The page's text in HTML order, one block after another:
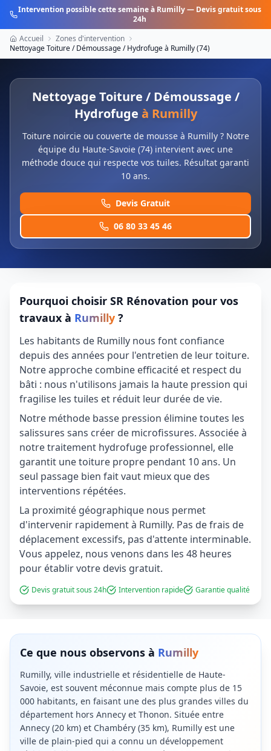
Intervention possible cette semaine à Rumilly— Devis gratuit sous
24h
Accueil
Zones d'intervention
Nettoyage Toiture / Démoussage / Hydrofugeà Rumilly(74)
Nettoyage Toiture / Démoussage /
Hydrofuge à Rumilly
Toiture noircie ou couverte de mousse à Rumilly ? Notre
équipe du Haute-Savoie (74) intervient avec une
méthode douce qui respecte vos tuiles. Résultat garanti
10 ans.
Devis Gratuit
06 80 33 45 46
Pourquoi choisir SR Rénovation pour vos
travaux à Rumilly ?
Les habitants de Rumilly nous font confiance
depuis des années pour l'entretien de leur toiture.
Notre approche combine efficacité et respect du
bâti : nous n'utilisons jamais la haute pression qui
fragilise les tuiles et réduit leur durée de vie.
Notre méthode basse pression élimine toutes les
salissures sans créer de microfissures. Associée à
notre traitement hydrofuge professionnel, elle
garantit une toiture propre pendant 10 ans. Un
seul passage bien fait vaut mieux que des
interventions répétées.
La proximité géographique nous permet
d'intervenir rapidement à Rumilly. Pas de frais de
déplacement excessifs, pas d'attente interminable.
Vous appelez, nous venons dans les 48 heures
pour établir votre devis gratuit.
Devis gratuit sous 24h Intervention rapide Garantie qualité
Ce que nous observons à Rumilly
Rumilly, ville industrielle et résidentielle de Haute-
Savoie, est souvent méconnue mais compte plus de 15
000 habitants, en faisant une des plus grandes villes du
département hors Annecy et Thonon. Située entre
Annecy (20 km) et Chambéry (35 km), Rumilly est une
ville de plain-pied qui a connu un développement